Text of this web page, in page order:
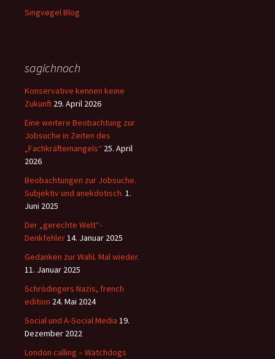
Singvøgel Blog
sagichnoch
Konservative kennen keine
Zukunft 29. April 2026
Eine weitere Beobachtung zur
Jobsuche in Zeiten des
„Fachkräftemangels“ 25. April
2026
Beobachtungen zur Jobsuche.
Subjektiv und anekdotisch. 1.
Juni 2025
Der „gerechte Welt“-
Denkfehler14. Januar 2025
Gedanken zur Wahl. Mal wieder.
11. Januar 2025
Schrödingers Nazis, french
edition 24. Mai 2024
Social und A-Social Media 19.
Dezember 2022
London calling – Watchdogs